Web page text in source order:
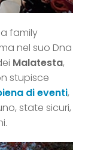
family
nel suo Dna
Malatesta,
stupisce
di eventi,
state sicuri,